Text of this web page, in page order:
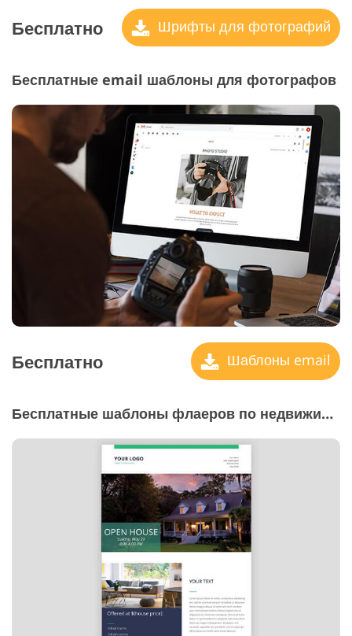
Бесплатно Шрифты для фотографий
Бесплатные email шаблоны для фотографов
Бесплатно Шаблоны email
Бесплатные шаблоны флаеров по недвижимости